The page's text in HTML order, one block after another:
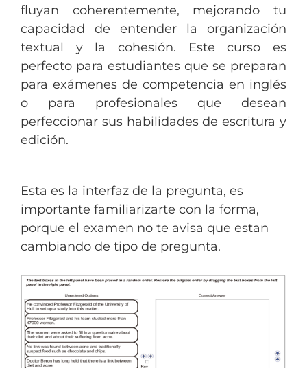
fluyan coherentemente, mejorando tu
capacidad de entender la organización
textual y la cohesión. Este curso es
perfecto para estudiantes que se preparan
para exámenes de competencia en inglés
o para profesionales que desean
perfeccionar sus habilidades de escritura y
edición.
Esta es la interfaz de la pregunta, es
importante familiarizarte con la forma,
porque el examen no te avisa que estan
cambiando de tipo de pregunta.